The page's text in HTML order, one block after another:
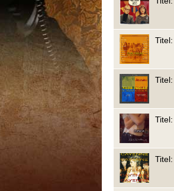
Titel:
Titel:
Titel:
Titel: